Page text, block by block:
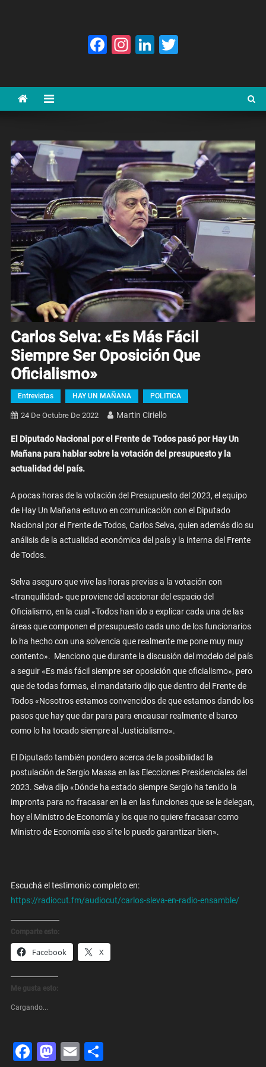
Facebook
Instagram
LinkedIn
Carlos Selva: «Es Más Fácil
Siempre Ser Oposición Que
Oficialismo»
Entrevistas HAY UN MAÑANA POLITICA
24 De Octubre De 2022 Martin Ciriello
El Diputado Nacional por el Frente de Todos pasó por Hay Un
Mañana para hablar sobre la votación del presupuesto y la
actualidad del país.
A pocas horas de la votación del Presupuesto del 2023, el equipo
de Hay Un Mañana estuvo en comunicación con el Diputado
Nacional por el Frente de Todos, Carlos Selva, quien además dio su
análisis de la actualidad económica del país y la interna del Frente
de Todos.
Selva aseguro que vive las horas previas a la votación con
«tranquilidad» que proviene del accionar del espacio del
Oficialismo, en la cual «Todos han ido a explicar cada una de las
áreas que componen el presupuesto cada uno de los funcionarios
lo ha hecho con una solvencia que realmente me pone muy muy
contento». Menciono que durante la discusión del modelo del país
a seguir «Es más fácil siempre ser oposición que oficialismo», pero
que de todas formas, el mandatario dijo que dentro del Frente de
Todos «Nosotros estamos convencidos de que estamos dando los
pasos que hay que dar para para encausar realmente el barco
como lo ha tocado siempre al Justicialismo».
El Diputado también pondero acerca de la posibilidad la
postulación de Sergio Massa en las Elecciones Presidenciales del
2023. Selva dijo «Dónde ha estado siempre Sergio ha tenido la
impronta para no fracasar en la en las funciones que se le delegan,
hoy el Ministro de Economía y los que no quiere fracasar como
Ministro de Economía eso sí te lo puedo garantizar bien».
Escuchá el testimonio completo en:
https://radiocut.fm/audiocut/carlos-sleva-en-radio-ensamble/
Comparte esto:
Facebook X
Me gusta esto:
Cargando...
Facebook
Mastodon
EmailShare